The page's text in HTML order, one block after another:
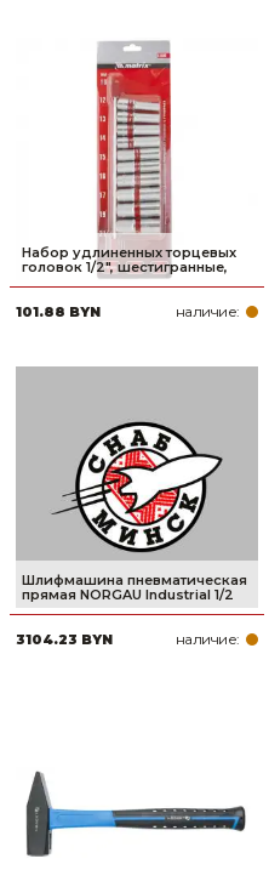
Набор удлиненных торцевых
головок 1/2", шестигранные,
101.88 BYN наличие:
Шлифмашина пневматическая
прямая NORGAU Industrial 1/2
3104.23 BYN наличие: